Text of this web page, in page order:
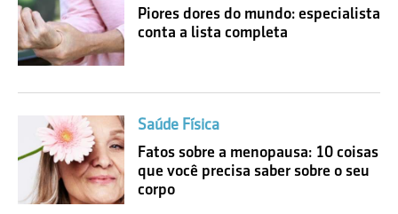
Piores dores do mundo: especialista
conta a lista completa
Saúde Física
Fatos sobre a menopausa: 10 coisas
que você precisa saber sobre o seu
corpo